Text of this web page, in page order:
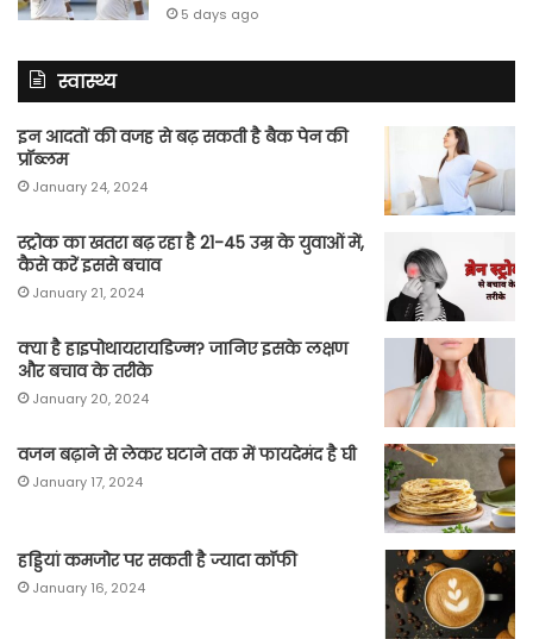
5 days ago
स्वास्थ्य
इन आदतों की वजह से बढ़ सकती है बैक पेन की
प्रॉब्लम
January 24, 2024
स्ट्रोक का खतरा बढ़ रहा है 21-45 उम्र के युवाओं में,
कैसे करें इससे बचाव
January 21, 2024
क्या है हाइपोथायरायडिज्म? जानिए इसके लक्षण
और बचाव के तरीके
January 20, 2024
वजन बढ़ाने से लेकर घटाने तक में फायदेमंद है घी
January 17, 2024
हड्डियां कमजोर पर सकती है ज्यादा कॉफी
January 16, 2024